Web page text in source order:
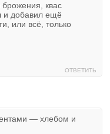
брожения, квас
и добавил ещё
или всё, только
ОТВЕТИТЬ
— хлебом и